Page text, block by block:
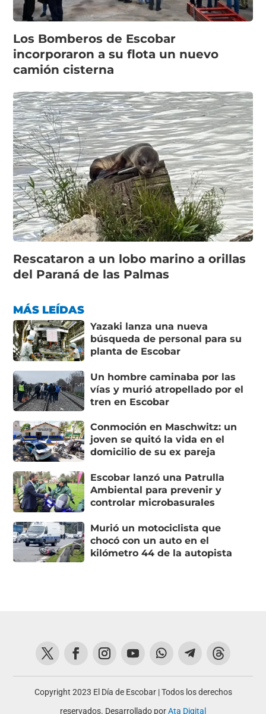
Los Bomberos de Escobar
incorporaron a su flota un nuevo
camión cisterna
Rescataron a un lobo marino a orillas
del Paraná de las Palmas
MÁS LEÍDAS
Yazaki lanza una nueva
búsqueda de personal para su
planta de Escobar
Un hombre caminaba por las
vías y murió atropellado por el
tren en Escobar
Conmoción en Maschwitz: un
joven se quitó la vida en el
domicilio de su ex pareja
Escobar lanzó una Patrulla
Ambiental para prevenir y
controlar microbasurales
Murió un motociclista que
chocó con un auto en el
kilómetro 44 de la autopista
Copyright 2023 El Día de Escobar | Todos los derechos
reservados. Desarrollado porAta Digital